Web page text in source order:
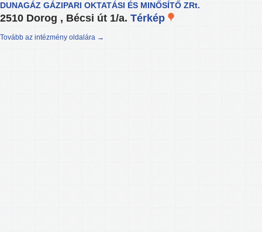
DUNAGÁZ GÁZIPARI OKTATÁSI ÉS MINŐSÍTŐ ZRt.
2510 Dorog , Bécsi út 1/a. Térkép
Tovább az intézmény oldalára →